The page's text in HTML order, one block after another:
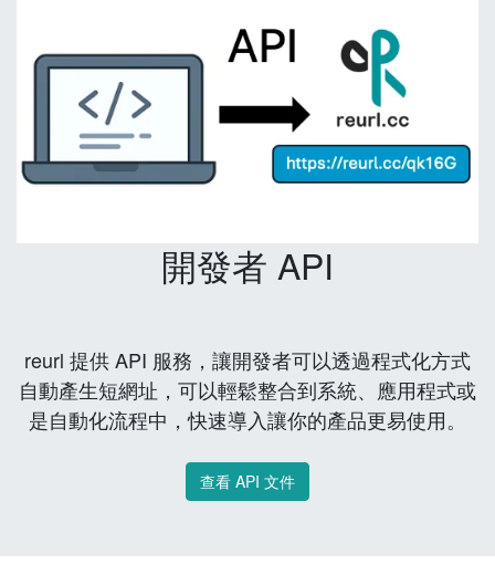
開發者 API
reurl 提供 API 服務，讓開發者可以透過程式化方式
自動產生短網址，可以輕鬆整合到系統、應用程式或
是自動化流程中，快速導入讓你的產品更易使用。
查看 API 文件